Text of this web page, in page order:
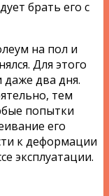
брать его с
на пол и
Для этого
даже два дня.
тем
попытки
его
к деформации
эксплуатации.